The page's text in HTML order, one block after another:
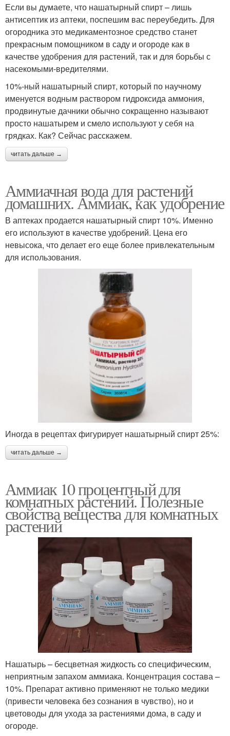
Если вы думаете, что нашатырный спирт – лишь
антисептик из аптеки, поспешим вас переубедить. Для
огородника это медикаментозное средство станет
прекрасным помощником в саду и огороде как в
качестве удобрения для растений, так и для борьбы с
насекомыми-вредителями.
10%-ный нашатырный спирт, который по научному
именуется водным раствором гидроксида аммония,
продвинутые дачники обычно сокращенно называют
просто нашатырем и смело используют у себя на
грядках. Как? Сейчас расскажем.
читать дальше →
Аммиачная вода для растений
домашних. Аммиак, как удобрение
В аптеках продается нашатырный спирт 10%. Именно
его используют в качестве удобрений. Цена его
невысока, что делает его еще более привлекательным
для использования.
Иногда в рецептах фигурирует нашатырный спирт 25%:
читать дальше →
Аммиак 10 процентный для
комнатных растений. Полезные
свойства вещества для комнатных
растений
Нашатырь – бесцветная жидкость со специфическим,
неприятным запахом аммиака. Концентрация состава –
10%. Препарат активно применяют не только медики
(привести человека без сознания в чувство), но и
цветоводы для ухода за растениями дома, в саду и
огороде.